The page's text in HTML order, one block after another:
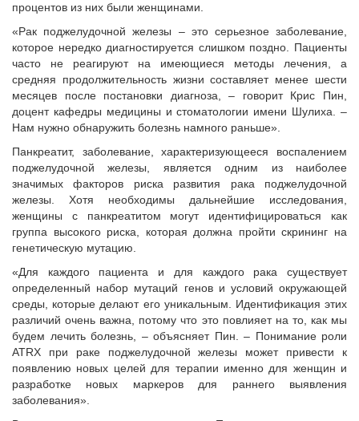
процентов из них были женщинами.
«Рак поджелудочной железы – это серьезное заболевание,
которое нередко диагностируется слишком поздно. Пациенты
часто не реагируют на имеющиеся методы лечения, а
средняя продолжительность жизни составляет менее шести
месяцев после постановки диагноза, – говорит Крис Пин,
доцент кафедры медицины и стоматологии имени Шулиха. –
Нам нужно обнаружить болезнь намного раньше».
Панкреатит, заболевание, характеризующееся воспалением
поджелудочной железы, является одним из наиболее
значимых факторов риска развития рака поджелудочной
железы. Хотя необходимы дальнейшие исследования,
женщины с панкреатитом могут идентифицироваться как
группа высокого риска, которая должна пройти скрининг на
генетическую мутацию.
«Для каждого пациента и для каждого рака существует
определенный набор мутаций генов и условий окружающей
среды, которые делают его уникальным. Идентификация этих
различий очень важна, потому что это повлияет на то, как мы
будем лечить болезнь, – объясняет Пин. – Понимание роли
ATRX при раке поджелудочной железы может привести к
появлению новых целей для терапии именно для женщин и
разработке новых маркеров для раннего выявления
заболевания».